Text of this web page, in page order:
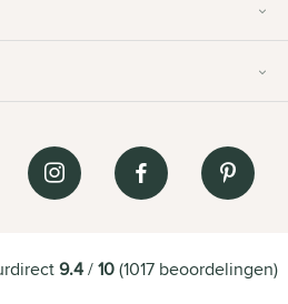
9.4/10(1017 beoordelingen)